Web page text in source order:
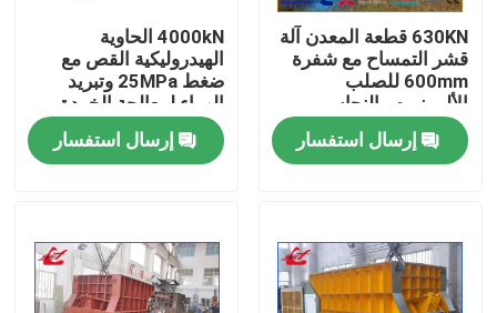
المنزل
حولنا
630KN قطعة المعدن آلة
قشر التمساح مع شفرة
600mm للصلب
الألومنيوم والنحاس
الخردة
إرسال استفسار
4000kN الحاوية
الهيدروليكية القص مع
ضغط 25MPa وتبريد
الهواء لمعالجة الخردة
إرسال استفسار